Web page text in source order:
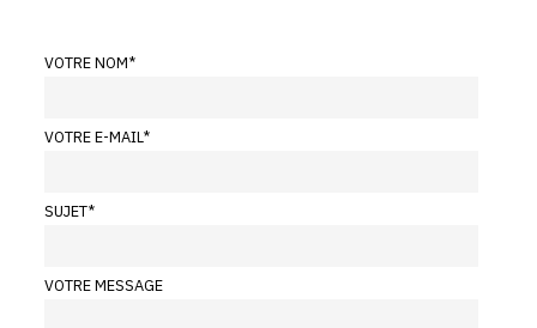
VOTRE NOM*
VOTRE E-MAIL*
SUJET*
VOTRE MESSAGE